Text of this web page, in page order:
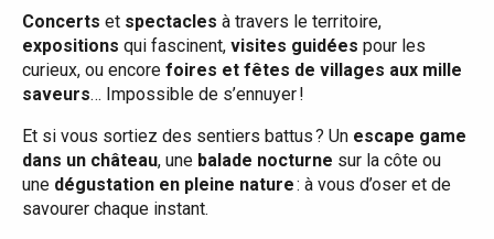
Concerts et spectacles à travers le territoire,
expositions qui fascinent, visites guidées pour les
curieux, ou encore foires et fêtes de villages aux mille
saveurs… Impossible de s’ennuyer !
Et si vous sortiez des sentiers battus ? Un escape game
dans un château, une balade nocturne sur la côte ou
une dégustation en pleine nature: à vous d’oser et de
savourer chaque instant.